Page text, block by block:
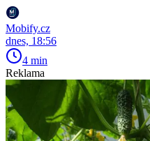
Mobify.cz
dnes, 18:56
4 min
Reklama